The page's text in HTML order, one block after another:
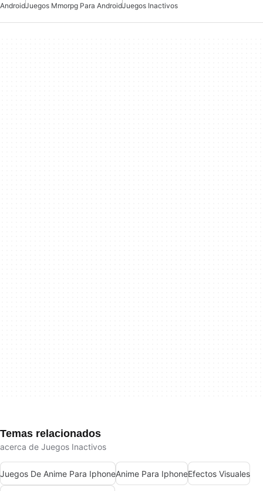
AndroidJuegos Mmorpg Para AndroidJuegos Inactivos
Temas relacionados
acerca de Juegos Inactivos
Juegos De Anime Para IphoneAnime Para IphoneEfectos Visuales